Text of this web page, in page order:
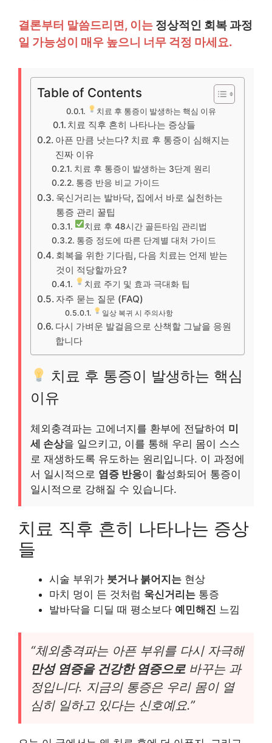
결론부터 말씀드리면, 이는 정상적인 회복 과정
일 가능성이 매우 높으니 너무 걱정 마세요.
Table of Contents
치료 후 통증이 발생하는 핵심 이유
치료 직후 흔히 나타나는 증상들
아픈 만큼 낫는다? 치료 후 통증이 심해지는
진짜 이유
치료 후 통증이 발생하는 3단계 원리
통증 반응 비교 가이드
욱신거리는 발바닥, 집에서 바로 실천하는
통증 관리 꿀팁
치료 후 48시간 골든타임 관리법
통증 정도에 따른 단계별 대처 가이드
회복을 위한 기다림, 다음 치료는 언제 받는
것이 적당할까요?
치료 주기 및 효과 극대화 팁
자주 묻는 질문 (FAQ)
일상 복귀 시 주의사항
다시 가벼운 발걸음으로 산책할 그날을 응원
합니다
치료 후 통증이 발생하는 핵심
이유
체외충격파는 고에너지를 환부에 전달하여 미
세 손상을 일으키고, 이를 통해 우리 몸이 스스
로 재생하도록 유도하는 원리입니다. 이 과정에
서 일시적으로 염증 반응이 활성화되어 통증이
일시적으로 강해질 수 있습니다.
치료 직후 흔히 나타나는 증상
들
시술 부위가 붓거나 붉어지는 현상
마치 멍이 든 것처럼 욱신거리는 통증
발바닥을 디딜 때 평소보다 예민해진 느낌
“체외충격파는 아픈 부위를 다시 자극해
만성 염증을 건강한 염증으로바꾸는 과
정입니다. 지금의 통증은 우리 몸이 열
심히 일하고 있다는 신호예요.”